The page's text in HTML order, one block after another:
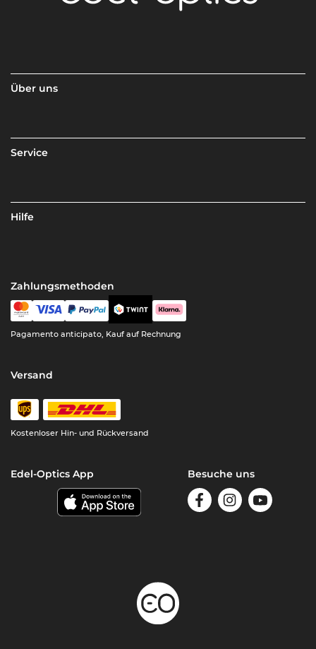
Über uns
Service
Hilfe
Zahlungsmethoden
Pagamento anticipato, Kauf auf Rechnung
Versand
Kostenloser Hin- und Rückversand
Edel-Optics App Besuche uns